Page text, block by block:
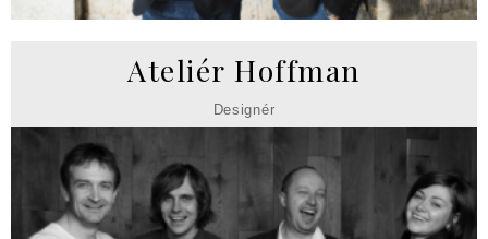
Ateliér Hoffman
Designér